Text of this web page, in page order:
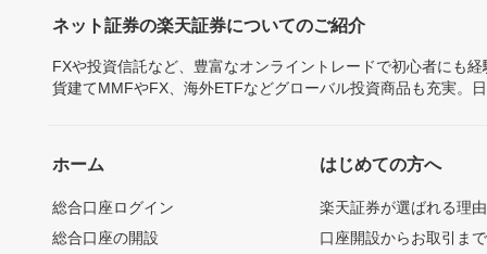
ネット証券の楽天証券についてのご紹介
FXや投資信託など、豊富なオンライントレードで初心者にも
貨建てMMFやFX、海外ETFなどグローバル投資商品も充実。
ホーム
総合口座ログイン
総合口座の開設
はじめての方へ
楽天証券が選ばれる理由
口座開設からお取引ま